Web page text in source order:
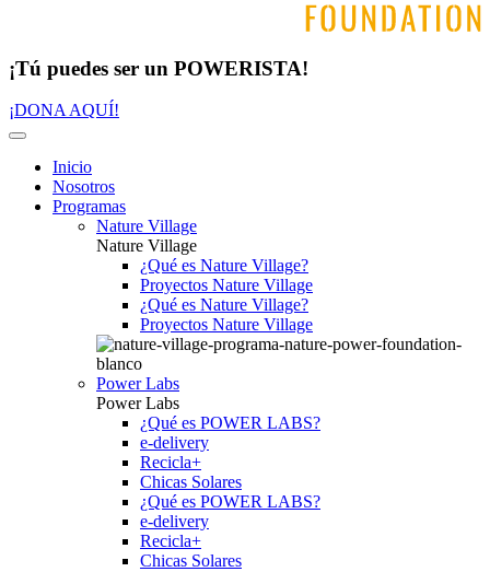
¡Tú puedes ser un POWERISTA!
¡DONA AQUÍ!
Inicio
Nosotros
Programas
Nature Village
Nature Village
¿Qué es Nature Village?
Proyectos Nature Village
¿Qué es Nature Village?
Proyectos Nature Village
Power Labs
Power Labs
¿Qué es POWER LABS?
e-delivery
Recicla+
Chicas Solares
¿Qué es POWER LABS?
e-delivery
Recicla+
Chicas Solares